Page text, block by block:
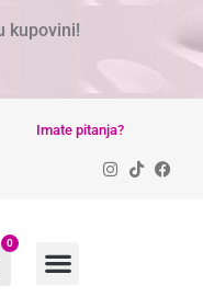
kupovini!
Imate pitanja?
0